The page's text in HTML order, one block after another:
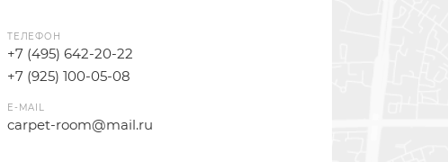
ТЕЛЕФОН
+7 (495) 642-20-22
+7 (925) 100-05-08
E-MAIL
carpet-room@mail.ru